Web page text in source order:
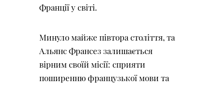
Франції у світі.
Минуло майже півтора століття, та
Альянс Франсез залишається
вірним своїй місії: сприяти
поширенню французької мови та